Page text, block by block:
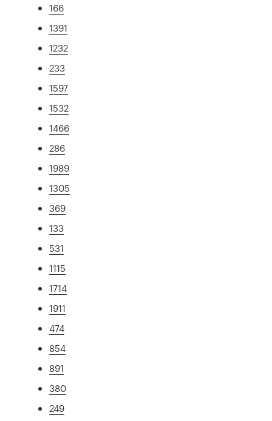
166
1391
1232
233
1597
1532
1466
286
1989
1305
369
133
531
1115
1714
1911
474
854
891
380
249